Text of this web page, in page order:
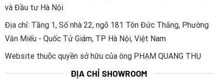
gian nhất định, mật mã sử dụng 1 lần, mật mã theo
chu kỳ, ví dụ như mỗi thứ 5 hàng tuần từ 18 giờ đến
19 giờ – mật mã sẽ có hiệu lực…
Khóa cổng 2 vân tay chống nước
iHome C01
với thiết
kế phần đầu đọc nhận diện vân tay được thiết kế
và Đầu tư Hà Nội
Địa chỉ: Tầng 1, Số nhà 22, ngõ 181 Tôn Đức Thắng, Phường
Văn Miếu - Quốc Tử Giám, TP Hà Nội, Việt Nam
Website thuộc quyền sở hữu của ông PHẠM QUANG THỤ
ĐỊA CHỈ SHOWROOM